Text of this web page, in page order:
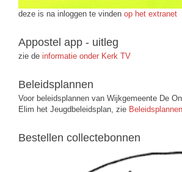
deze is na inloggen te vinden op het extranet
Appostel app - uitleg
zie de informatie onder Kerk TV
Beleidsplannen
Voor beleidsplannen van Wijkgemeente De
Elim het Jeugdbeleidsplan, zie Beleidsplannen
Bestellen collectebonnen